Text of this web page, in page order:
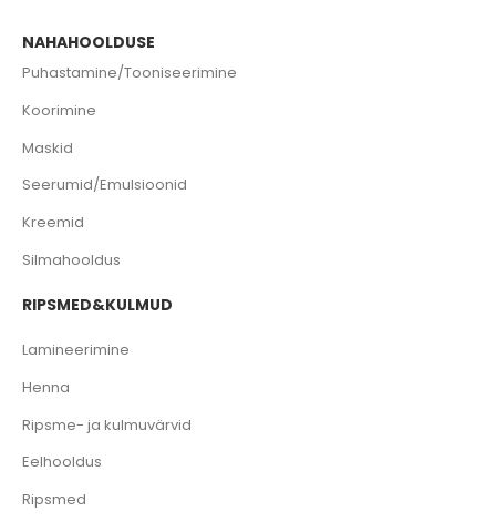
NAHAHOOLDUSE
Puhastamine/Tooniseerimine
Koorimine
Maskid
Seerumid/Emulsioonid
Kreemid
Silmahooldus
RIPSMED&KULMUD
Lamineerimine
Henna
Ripsme- ja kulmuvärvid
Eelhooldus
Ripsmed